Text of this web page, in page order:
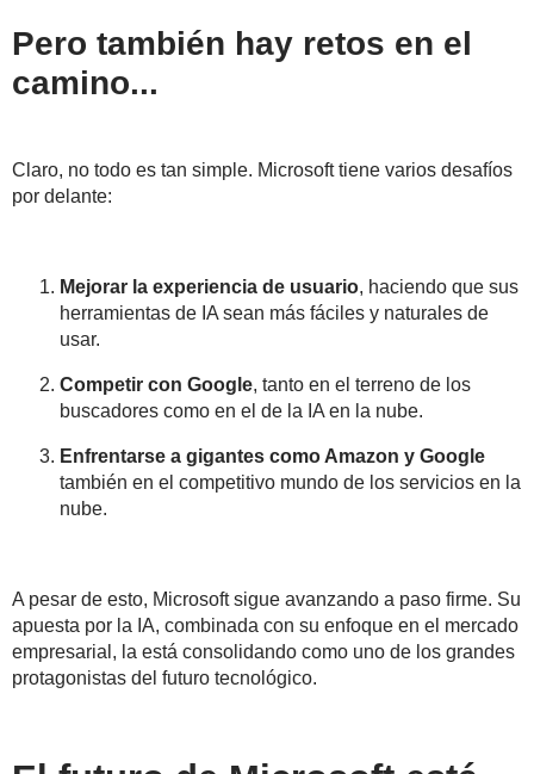
Pero también hay retos en el
camino...
Claro, no todo es tan simple. Microsoft tiene varios desafíos
por delante:
Mejorar la experiencia de usuario, haciendo que sus
herramientas de IA sean más fáciles y naturales de
usar.
Competir con Google, tanto en el terreno de los
buscadores como en el de la IA en la nube.
Enfrentarse a gigantes como Amazon y Google
también en el competitivo mundo de los servicios en la
nube.
A pesar de esto, Microsoft sigue avanzando a paso firme. Su
apuesta por la IA, combinada con su enfoque en el mercado
empresarial, la está consolidando como uno de los grandes
protagonistas del futuro tecnológico.